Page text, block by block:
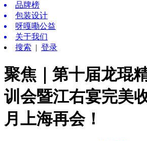
品牌榜
包装设计
呀嘎嘞公益
关于我们
搜索 | 登录
聚焦｜第十届龙琨
训会暨江右宴完美
月上海再会！